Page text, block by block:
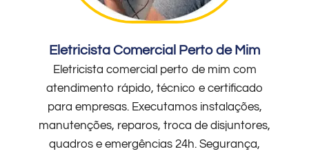
Eletricista Comercial Perto de Mim
Eletricista comercial perto de mim com
atendimento rápido, técnico e certificado
para empresas. Executamos instalações,
manutenções, reparos, troca de disjuntores,
quadros e emergências 24h. Segurança,